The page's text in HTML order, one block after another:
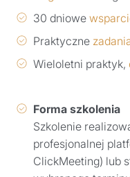
30 dniowe
Praktyczne
Wieloletni praktyk,
Forma szkolenia
Szkolenie
profesjonalnej
ClickMeeting) lub